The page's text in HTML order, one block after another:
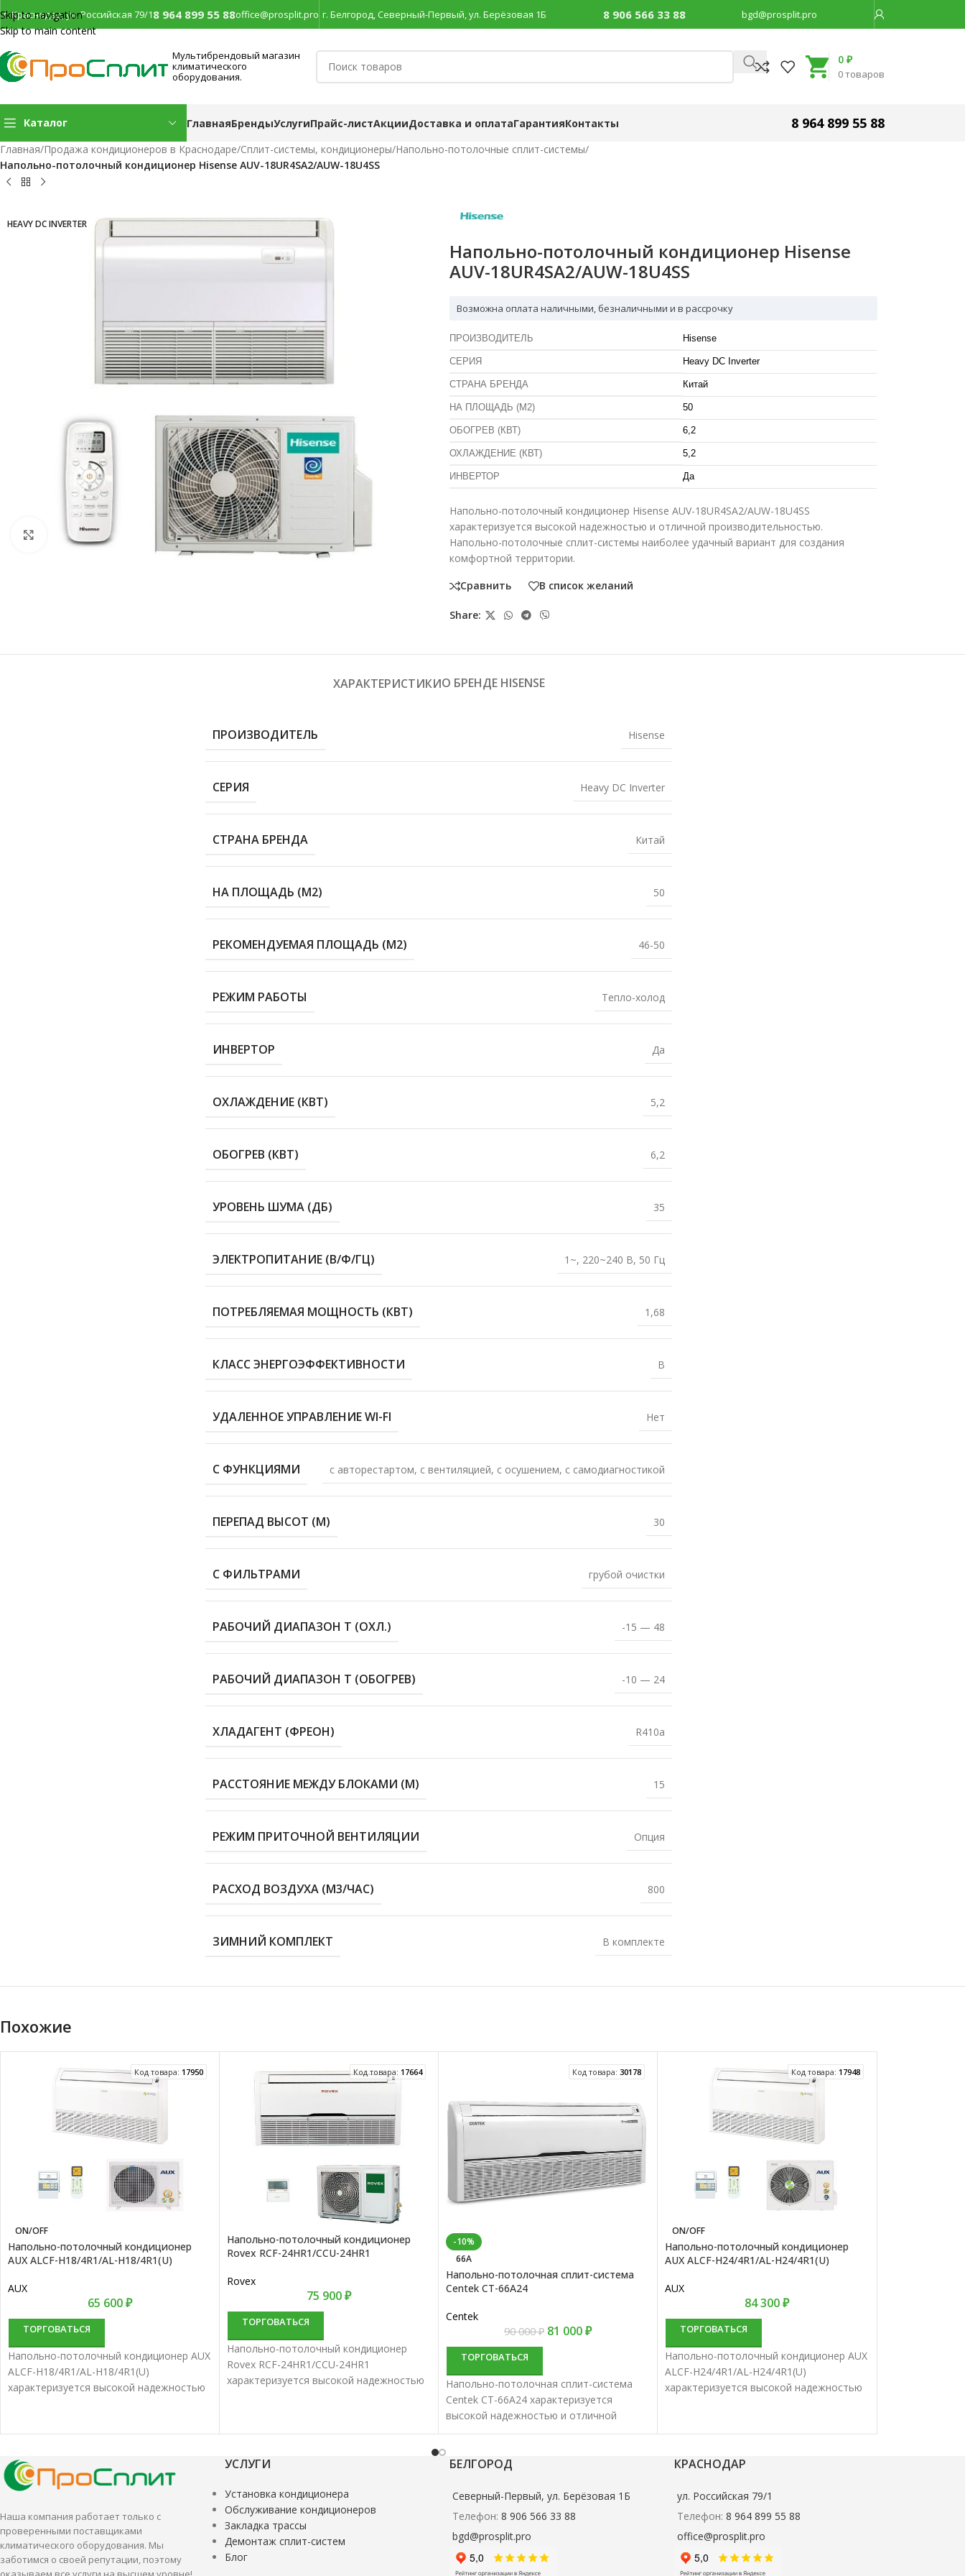
Skip to navigation
Skip to main content
г. Краснодар, ул. Российская 79/18 964 899 55 88office@prosplit.pro г. Белгород, Северный-Первый, ул. Берёзовая 1Б 8 906 566 33 88 bgd@prosplit.pro
Мультибрендовый магазин
климатического
оборудования.
0товаров
0 ₽
Каталог ГлавнаяБрендыУслугиПрайс-листАкцииДоставка и оплатаГарантияКонтакты 8 964 899 55 88
Главная/Продажа кондиционеров в Краснодаре/Сплит-системы, кондиционеры/Напольно-потолочные сплит-системы/
Напольно-потолочный кондиционер Hisense AUV-18UR4SA2/AUW-18U4SS
HEAVY DC INVERTER
Нажмите, чтобы увеличить
Напольно-потолочный кондиционер Hisense
AUV-18UR4SA2/AUW-18U4SS
Возможна оплата наличными, безналичными и в рассрочку
ПРОИЗВОДИТЕЛЬ Hisense
СЕРИЯ Heavy DC Inverter
СТРАНА БРЕНДА Китай
НА ПЛОЩАДЬ (М2) 50
ОБОГРЕВ (КВТ) 6,2
ОХЛАЖДЕНИЕ (КВТ) 5,2
ИНВЕРТОР Да
Напольно-потолочный кондиционер Hisense AUV-18UR4SA2/AUW-18U4SS
характеризуется высокой надежностью и отличной производительностью.
Напольно-потолочные сплит-системы наиболее удачный вариант для создания
комфортной территории.
Сравнить В список желаний
Share:
ХАРАКТЕРИСТИКИО БРЕНДЕ HISENSE
ПРОИЗВОДИТЕЛЬ Hisense
СЕРИЯ Heavy DC Inverter
СТРАНА БРЕНДА Китай
НА ПЛОЩАДЬ (М2) 50
РЕКОМЕНДУЕМАЯ ПЛОЩАДЬ (М2) 46-50
РЕЖИМ РАБОТЫ Тепло-холод
ИНВЕРТОР Да
ОХЛАЖДЕНИЕ (КВТ) 5,2
ОБОГРЕВ (КВТ) 6,2
УРОВЕНЬ ШУМА (ДБ) 35
ЭЛЕКТРОПИТАНИЕ (В/Ф/ГЦ) 1~, 220~240 В, 50 Гц
ПОТРЕБЛЯЕМАЯ МОЩНОСТЬ (КВТ) 1,68
КЛАСС ЭНЕРГОЭФФЕКТИВНОСТИ B
УДАЛЕННОЕ УПРАВЛЕНИЕ WI-FI Нет
С ФУНКЦИЯМИ с авторестартом, с вентиляцией, с осушением, с самодиагностикой
ПЕРЕПАД ВЫСОТ (М) 30
С ФИЛЬТРАМИ грубой очистки
РАБОЧИЙ ДИАПАЗОН T (ОХЛ.) -15 — 48
РАБОЧИЙ ДИАПАЗОН T (ОБОГРЕВ) -10 — 24
ХЛАДАГЕНТ (ФРЕОН) R410a
РАССТОЯНИЕ МЕЖДУ БЛОКАМИ (М) 15
РЕЖИМ ПРИТОЧНОЙ ВЕНТИЛЯЦИИ Опция
РАСХОД ВОЗДУХА (М3/ЧАС) 800
ЗИМНИЙ КОМПЛЕКТ В комплекте
Похожие
Код товара: 17950
ON/OFF
Напольно-потолочный кондиционер
AUX ALCF-H18/4R1/AL-H18/4R1(U)
AUX
65 600₽
ТОРГОВАТЬСЯ
Напольно-потолочный кондиционер AUX
ALCF-H18/4R1/AL-H18/4R1(U)
характеризуется высокой надежностью
наиболее удачный вариант для создания
Код товара: 17664
Напольно-потолочный кондиционер
Rovex RCF-24HR1/CCU-24HR1
Rovex
75 900₽
ТОРГОВАТЬСЯ
Напольно-потолочный кондиционер
Rovex RCF-24HR1/CCU-24HR1
характеризуется высокой надежностью
Код товара: 30178
-10%
66А
Напольно-потолочная сплит-система
Centek CT-66А24
Centek
90 000₽ 81 000₽
ТОРГОВАТЬСЯ
Напольно-потолочная сплит-система
Centek CT-66А24 характеризуется
высокой надежностью и отличной
производительностью. Напольно-
удачный вариант для создания
Код товара: 17948
ON/OFF
Напольно-потолочный кондиционер
AUX ALCF-H24/4R1/AL-H24/4R1(U)
AUX
84 300₽
ТОРГОВАТЬСЯ
Напольно-потолочный кондиционер AUX
ALCF-H24/4R1/AL-H24/4R1(U)
характеризуется высокой надежностью
наиболее удачный вариант для создания
Наша компания работает только с
проверенными поставщиками
климатического оборудования. Мы
заботимся о своей репутации, поэтому
УСЛУГИ
Установка кондиционера
Обслуживание кондиционеров
Закладка трассы
Демонтаж сплит-систем
Блог
БЕЛГОРОД
Северный-Первый, ул. Берёзовая 1Б
Телефон: 8 906 566 33 88
bgd@prosplit.pro
КРАСНОДАР
ул. Российская 79/1
Телефон: 8 964 899 55 88
office@prosplit.pro